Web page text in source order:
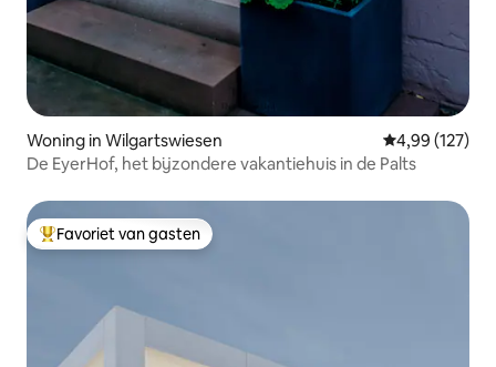
Woning in Wilgartswiesen Gemiddelde
4,99 (127)
De EyerHof, het bijzondere vakantiehuis in de Palts
Topfavoriet van gasten
Favoriet van gasten